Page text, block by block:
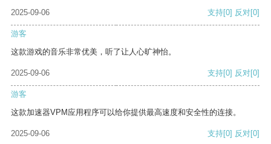
2025-09-06 支持[0] 反对[0]
游客
这款游戏的音乐非常优美，听了让人心旷神怡。
2025-09-06 支持[0] 反对[0]
游客
这款加速器VPM应用程序可以给你提供最高速度和安全性的连接。
2025-09-06 支持[0] 反对[0]